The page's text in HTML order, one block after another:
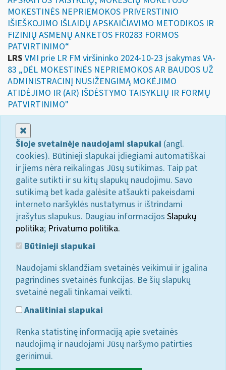
MOKESTINĖS NEPRIEMOKOS PRIVERSTINIO
IŠIEŠKOJIMO IŠLAIDŲ APSKAIČIAVIMO METODIKOS IR
FIZINIŲ ASMENŲ ANKETOS FR0283 FORMOS
PATVIRTINIMO“
LRS VMI prie LR FM viršininko 2024-10-23 įsakymas VA-
83 „DĖL MOKESTINĖS NEPRIEMOKOS AR BAUDOS UŽ
ADMINISTRACINĮ NUSIŽENGIMĄ MOKĖJIMO
ATIDĖJIMO IR (AR) IŠDĖSTYMO TAISYKLIŲ IR FORMŲ
PATVIRTINIMO"
Šioje svetainėje naudojami slapukai (angl.
cookies). Būtinieji slapukai įdiegiami automatiškai
ir jiems nėra reikalingas Jūsų sutikimas. Taip pat
galite sutikti ir su kitų slapukų naudojimu. Savo
sutikimą bet kada galėsite atšaukti pakeisdami
interneto naršyklės nustatymus ir ištrindami
įrašytus slapukus. Daugiau informacijos Slapukų
politika; Privatumo politika.
Būtinieji slapukai
Naudojami sklandžiam svetainės veikimui ir įgalina
pagrindines svetainės funkcijas. Be šių slapukų
svetainė negali tinkamai veikti.
Analitiniai slapukai
Renka statistinę informaciją apie svetainės
naudojimą ir naudojami Jūsų naršymo patirties
gerinimui.